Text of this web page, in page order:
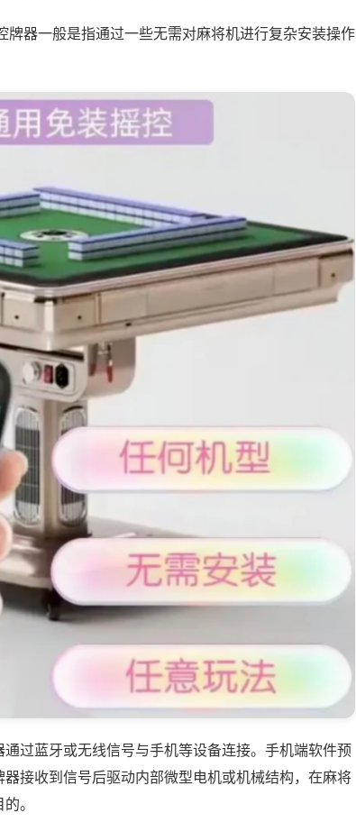
牌器一般是指通过一些无需对麻将机进行复杂安装操作
过蓝牙或无线信号与手机等设备连接。手机端软件预
接收到信号后驱动内部微型电机或机械结构，在麻将
。